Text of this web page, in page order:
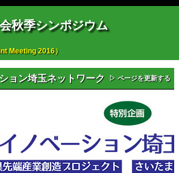
秋季シンポジウム
Meeting 2016）
ョン埼玉ネットワーク ▷ ページを更新する